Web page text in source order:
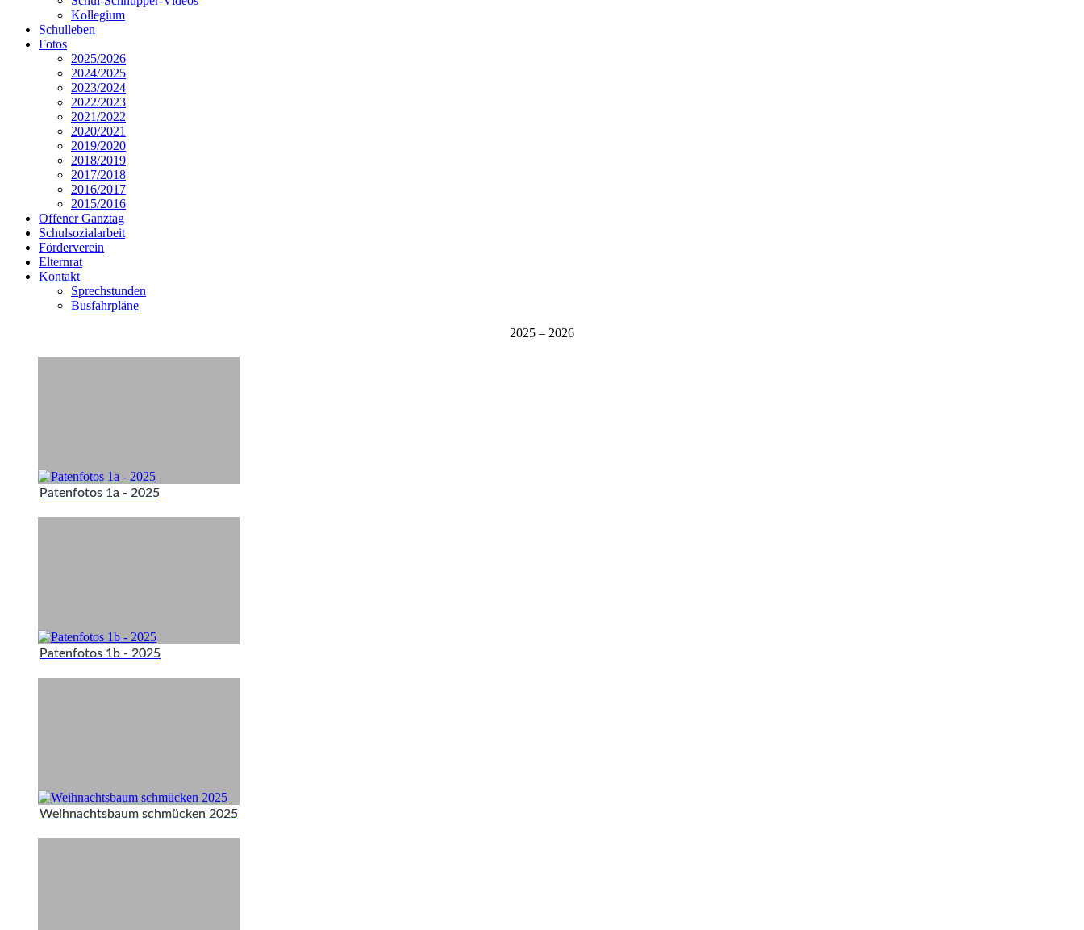
Kollegium
Schulleben
Fotos
2025/2026
2024/2025
2023/2024
2022/2023
2021/2022
2020/2021
2019/2020
2018/2019
2017/2018
2016/2017
2015/2016
Offener Ganztag
Schulsozialarbeit
Förderverein
Elternrat
Kontakt
Sprechstunden
Busfahrpläne
2025 – 2026
Patenfotos 1a - 2025
Patenfotos 1b - 2025
Weihnachtsbaum schmücken 2025